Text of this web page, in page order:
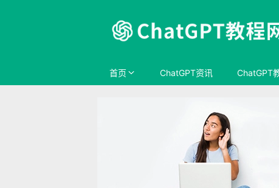
首页 ChatGPT资讯 ChatGPT